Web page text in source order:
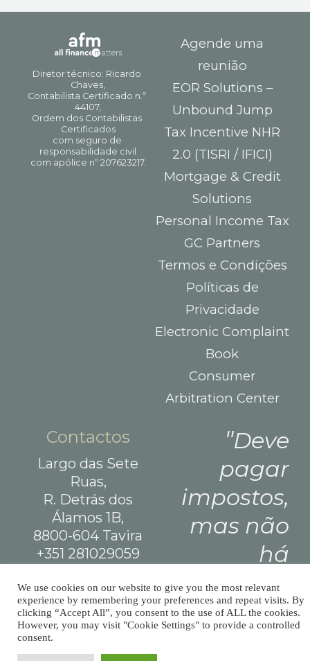
Agende uma
reunião
EOR Solutions –
Unbound Jump
Tax Incentive NHR
2.0 (TISRI / IFICI)
Mortgage & Credit
Solutions
Personal Income Tax
GC Partners
Termos e Condições
Políticas de
Privacidade
Electronic Complaint
Book
Consumer
Arbitration Center
Contactos
Largo das Sete
Ruas,
R. Detrás dos
Álamos 1B,
8800-604 Tavira
+351 281029059
fixa nacional)
info@afm.tax
Deve
pagar
impostos,
mas não
há
nenhuma
lei que diga
We use cookies on our website to give you the most relevant
experience by remembering your preferences and repeat visits. By
clicking “Accept All”, you consent to the use of ALL the cookies.
However, you may visit "Cookie Settings" to provide a controlled
consent.